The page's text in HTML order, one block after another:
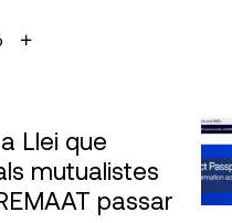
Llei que
mutualistes
passar